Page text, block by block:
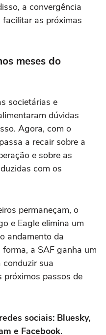
a convergência
facilitar as próximas
meses do
societárias e
dúvidas
Agora, com o
a recair sobre a
e sobre as
com os
permaneçam, o
e Eagle elimina um
andamento da
a SAF ganha um
conduzir sua
próximos passos de
sociais: Bluesky,
e Facebook.